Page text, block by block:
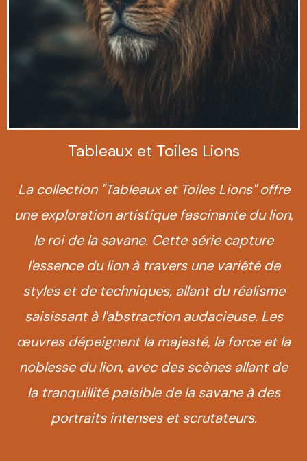
Tableaux et Toiles Lions
La collection "Tableaux et Toiles Lions" offre
une exploration artistique fascinante du lion,
le roi de la savane. Cette série capture
l'essence du lion à travers une variété de
styles et de techniques, allant du réalisme
saisissant à l'abstraction audacieuse. Les
œuvres dépeignent la majesté, la force et la
noblesse du lion, avec des scènes allant de
la tranquillité paisible de la savane à des
portraits intenses et scrutateurs.